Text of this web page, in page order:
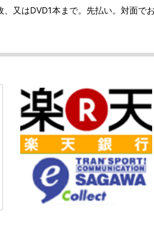
、又はDVD1本まで。先払い。対面